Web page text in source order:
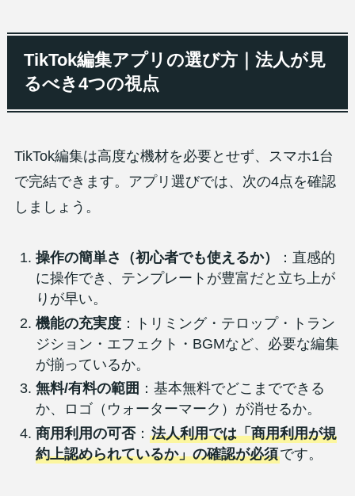
TikTok編集アプリの選び方｜法人が見
るべき4つの視点
TikTok編集は高度な機材を必要とせず、スマホ1台
で完結できます。アプリ選びでは、次の4点を確認
しましょう。
操作の簡単さ（初心者でも使えるか）
：直感的
に操作でき、テンプレートが豊富だと立ち上が
りが早い。
機能の充実度：トリミング・テロップ・トラン
ジション・エフェクト・BGMなど、必要な編集
が揃っているか。
無料/有料の範囲 ：基本無料でどこまでできる
か、ロゴ（ウォーターマーク）が消せるか。
商用利用の可否： 法人利用では「商用利用が規
約上認められているか」の確認が必須です。